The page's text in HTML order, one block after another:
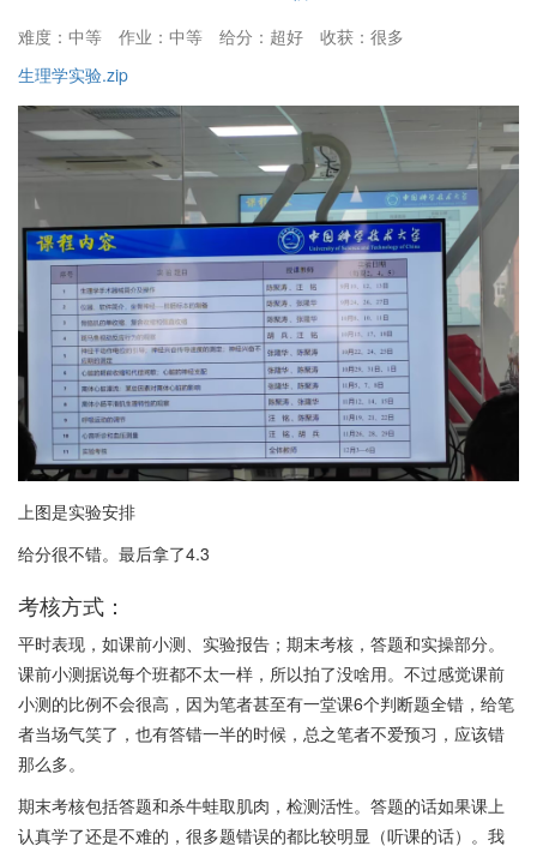
难度：中等
作业：中等 给分：超好
收获：很多
生理学实验.zip
上图是实验安排
给分很不错。最后拿了4.3
考核方式：
平时表现，如课前小测、实验报告；期末考核，答题和实操部分。
课前小测据说每个班都不太一样，所以拍了没啥用。不过感觉课前
小测的比例不会很高，因为笔者甚至有一堂课6个判断题全错，给笔
者当场气笑了，也有答错一半的时候，总之笔者不爱预习，应该错
那么多。
期末考核包括答题和杀牛蛙取肌肉，检测活性。答题的话如果课上
认真学了还是不难的，很多题错误的都比较明显（听课的话）。我